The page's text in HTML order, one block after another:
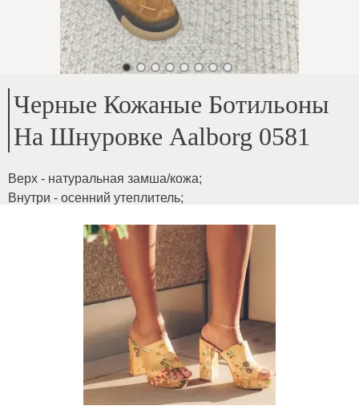
Черные Кожаные Ботильоны
На Шнуровке Aalborg 0581
Верх - натуральная замша/кожа;
Внутри - осенний утеплитель;
Высота каблука - 10,5 см
;
Стопа на любую полноту;
Модные и стильные
3XwhG1WmhWKkrGorGOES